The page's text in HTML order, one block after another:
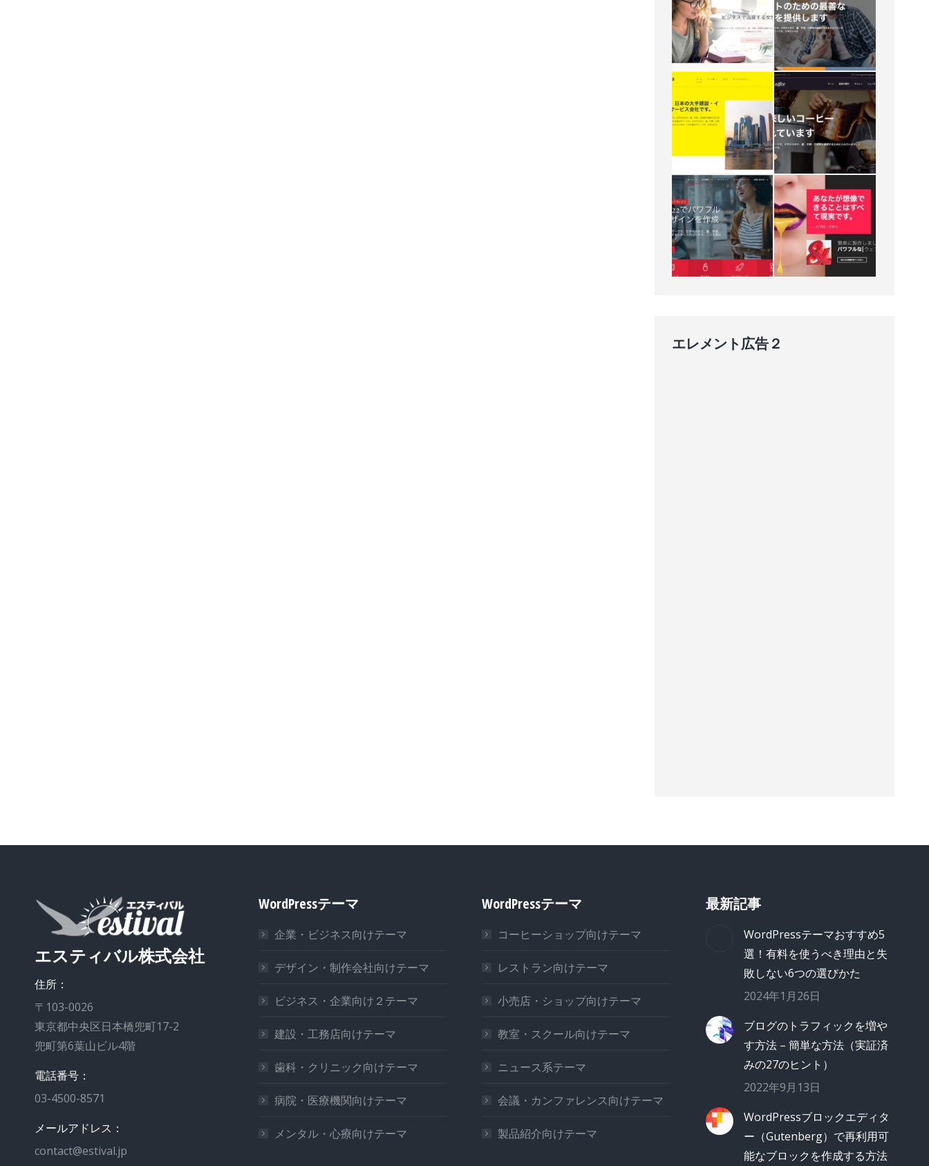
エレメント広告２
エスティバル株式会社
住所：
〒103-0026
東京都中央区日本橋兜町17-2
兜町第6葉山ビル4階
電話番号：
03-4500-8571
メールアドレス：
contact@estival.jp
WordPressテーマ
企業・ビジネス向けテーマ
デザイン・制作会社向けテーマ
ビジネス・企業向け２テーマ
建設・工務店向けテーマ
歯科・クリニック向けテーマ
病院・医療機関向けテーマ
メンタル・心療向けテーマ
WordPressテーマ
コーヒーショップ向けテーマ
レストラン向けテーマ
小売店・ショップ向けテーマ
教室・スクール向けテーマ
ニュース系テーマ
会議・カンファレンス向けテーマ
製品紹介向けテーマ
最新記事
WordPressテーマおすすめ5
選！有料を使うべき理由と失
敗しない6つの選びかた
2024年1月26日
ブログのトラフィックを増や
す方法 – 簡単な方法（実証済
みの27のヒント）
2022年9月13日
WordPressブロックエディタ
ー（Gutenberg）で再利用可
能なブロックを作成する方法